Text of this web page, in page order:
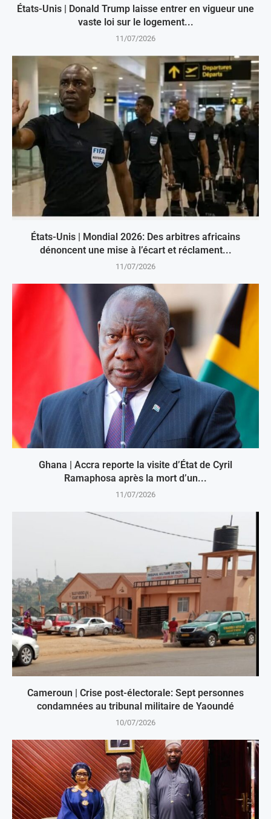
États-Unis | Donald Trump laisse entrer en vigueur une
vaste loi sur le logement...
11/07/2026
États-Unis | Mondial 2026: Des arbitres africains
dénoncent une mise à l’écart et réclament...
11/07/2026
Ghana | Accra reporte la visite d’État de Cyril
Ramaphosa après la mort d’un...
11/07/2026
Cameroun | Crise post-électorale: Sept personnes
condamnées au tribunal militaire de Yaoundé
10/07/2026